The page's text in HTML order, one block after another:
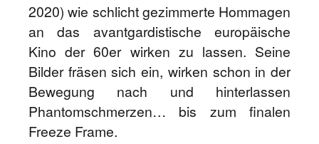
2020) wie schlicht gezimmerte Hommagen
an das avantgardistische europäische
Kino der 60er wirken zu lassen. Seine
Bilder fräsen sich ein, wirken schon in der
Bewegung nach und hinterlassen
Phantomschmerzen… bis zum finalen
Freeze Frame.